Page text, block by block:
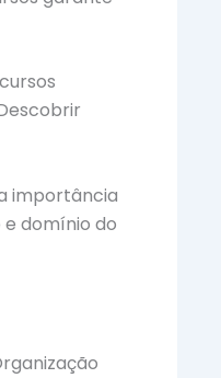
importância
domínio do